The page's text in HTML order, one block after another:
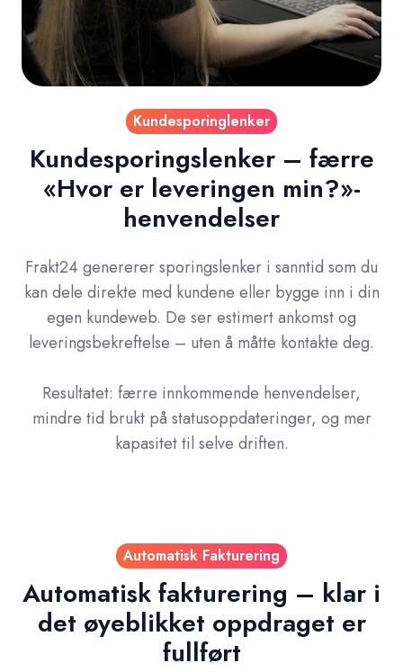
Kundesporinglenker
Kundesporingslenker – færre
«Hvor er leveringen min?»-
henvendelser
Frakt24 genererer sporingslenker i sanntid som du
kan dele direkte med kundene eller bygge inn i din
egen kundeweb. De ser estimert ankomst og
leveringsbekreftelse – uten å måtte kontakte deg.
Resultatet: færre innkommende henvendelser,
mindre tid brukt på statusoppdateringer, og mer
kapasitet til selve driften.
Automatisk Fakturering
Automatisk fakturering – klar i
det øyeblikket oppdraget er
fullført